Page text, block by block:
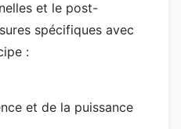
et le post-
spécifiques avec
:
et de la puissance